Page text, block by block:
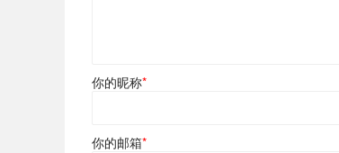
你的昵称*
你的邮箱*